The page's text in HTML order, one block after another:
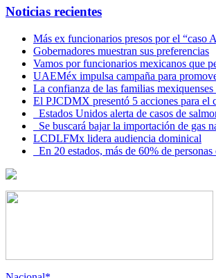
Noticias recientes
Más ex funcionarios presos por el “caso
Gobernadores muestran sus preferencias
Vamos por funcionarios mexicanos que
UAEMéx impulsa campaña para
La confianza de las familias
El PJCDMX presentó 5 acciones para el
Estados Unidos alerta de casos de
Se buscará bajar la importación de gas
LCDLFMx lidera audiencia dominical
En 20 estados, más de 60% de